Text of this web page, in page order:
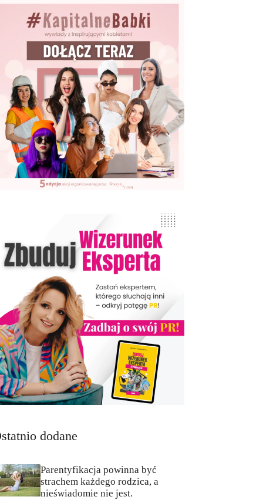
dodane
Parentyfikacja powinna być
strachem każdego rodzica, a
nieświadomie nie jest.